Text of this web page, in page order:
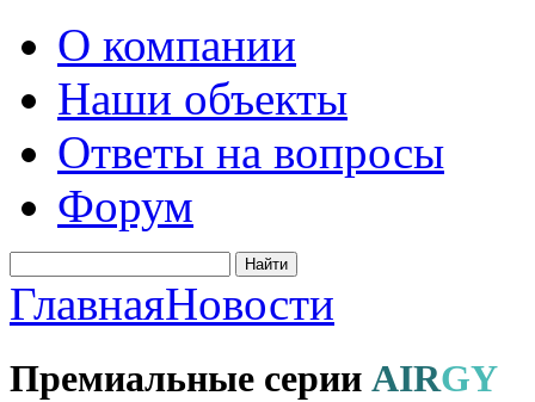
О компании
Наши объекты
Ответы на вопросы
Форум
ГлавнаяНовости
Премиальные серии AIRGY